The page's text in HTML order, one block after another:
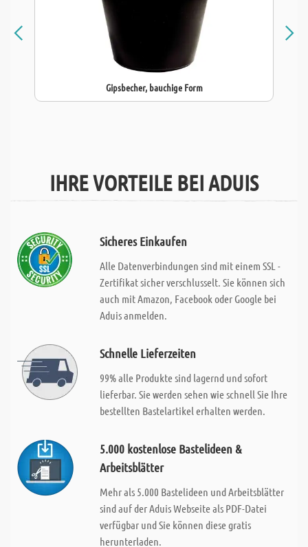
Gipsbecher, bauchige Form
IHRE VORTEILE BEI ADUIS
Sicheres Einkaufen
Alle Datenverbindungen sind mit einem SSL -
Zertifikat sicher verschlusselt. Sie können sich
auch mit Amazon, Facebook oder Google bei
Aduis anmelden.
Schnelle Lieferzeiten
99% alle Produkte sind lagernd und sofort
lieferbar. Sie werden sehen wie schnell Sie Ihre
bestellten Bastelartikel erhalten werden.
5.000 kostenlose Bastelideen &
Arbeitsblätter
Mehr als 5.000 Bastelideen und Arbeitsblätter
sind auf der Aduis Webseite als PDF-Datei
verfügbar und Sie können diese gratis
herunterladen.